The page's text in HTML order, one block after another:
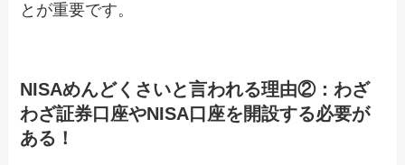
とが重要です。
NISAめんどくさいと言われる理由②：わざ
わざ証券口座やNISA口座を開設する必要が
ある！